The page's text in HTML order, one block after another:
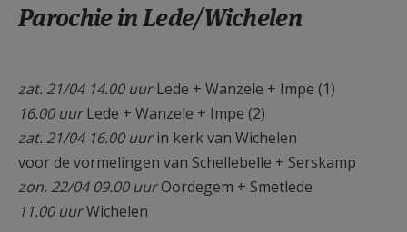
Parochie in Lede/Wichelen
zat. 21/04 14.00 uurLede + Wanzele + Impe (1)
16.00 uurLede + Wanzele + Impe (2)
zat. 21/04 16.00 uurin kerk van Wichelen
voor de vormelingen van Schellebelle + Serskamp
zon. 22/04 09.00 uurOordegem + Smetlede
11.00 uurWichelen